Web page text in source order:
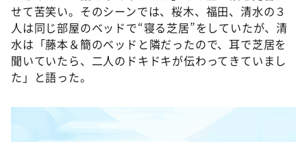
せて苦笑い。そのシーンでは、桜木、福田、清水の３
人は同じ部屋のベッドで“寝る芝居”をしていたが、清
水は「藤本＆簡のベッドと隣だったので、耳で芝居を
聞いていたら、二人のドキドキが伝わってきていまし
た」と語った。